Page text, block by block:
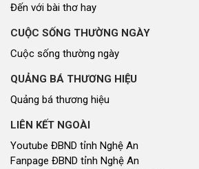
Đến với bài thơ hay
CUỘC SỐNG THƯỜNG NGÀY
Cuộc sống thường ngày
QUẢNG BÁ THƯƠNG HIỆU
Quảng bá thương hiệu
LIÊN KẾT NGOÀI
Youtube ĐBND tỉnh Nghệ An
Fanpage ĐBND tỉnh Nghệ An